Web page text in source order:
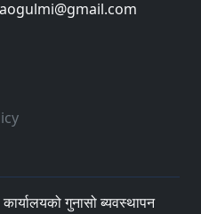
गुनासो ब्यवस्थापन